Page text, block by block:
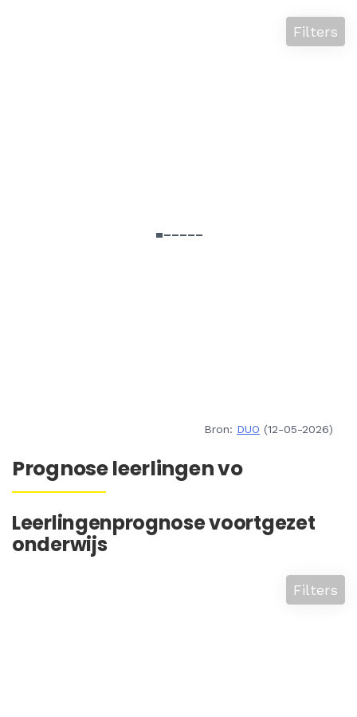
Filters
Bron: DUO (12-05-2026)
Prognose leerlingen vo
Leerlingenprognose voortgezet
onderwijs
Filters